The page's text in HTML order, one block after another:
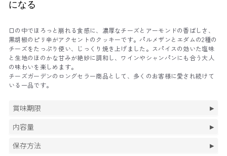
になる
口の中でほろっと崩れる食感に、濃厚なチーズとアーモンドの香ばしさ、
黒胡椒のピリ辛がアクセントのクッキーです。パルメザンとエダムの2種の
チーズをたっぷり使い、じっくり焼き上げました。スパイスの効いた塩味
と生地のほのかな甘みが絶妙に調和し、ワインやシャンパンにも合う大人
の味わいを楽しめます。
チーズガーデンのロングセラー商品として、多くのお客様に愛され続けて
いる一品です。
賞味期限
内容量
保存方法